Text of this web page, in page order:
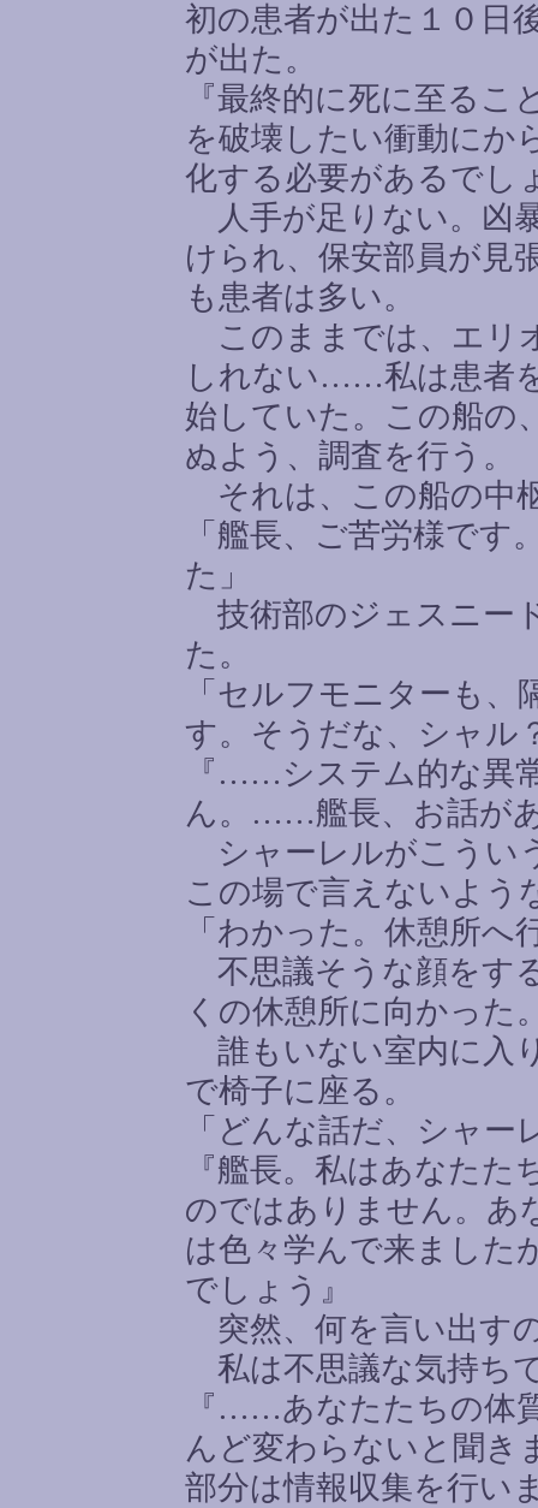
初の患者が出た１０日
が出た。
『最終的に死に至る
を破壊したい衝動にか
化する必要があるでし
人手が足りない。凶
けられ、保安部員が見
も患者は多い。
このままでは、エリ
しれない……私は患者
始していた。この船の
ぬよう、調査を行う。
それは、この船の中
「艦長、ご苦労様で
た」
技術部のジェスニー
た。
「セルフモニターも
す。そうだな、シャル
『 …… システム的な異
ん。 ……艦長、お話が
シャーレルがこうい
この場で言えないよう
「わかった。休憩所へ
不思議そうな顔をす
くの休憩所に向かった
誰もいない室内に入
で椅子に座る。
「どんな話だ、シャー
『艦長。私はあなた
のではありません。あ
は色々学んで来ました
でしょう』
突然、何を言い出す
私は不思議な気持ち
『 ……あなたたちの体
んど変わらないと聞き
部分は情報収集を行い